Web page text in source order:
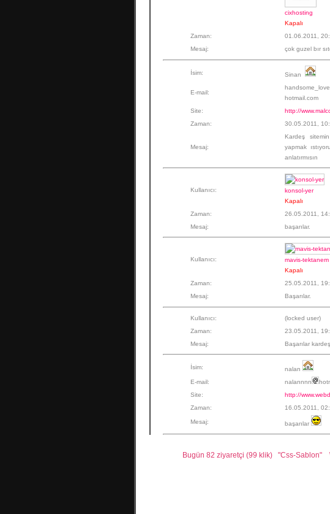
cixhosting
Kapalı
Zaman:
01.06.2011,
Mesaj:
çok guzel bır
İsim: Sinan
E-mail:
hotmail.com
Site:
http://
Zaman:
30.05.2011,
Mesaj:
Kardeş
yapmak
anlatırmısın
Kullanıcı:
konsol-yer
Kapalı
Zaman:
26.05.2011,
Mesaj:
başarılar.
Kullanıcı:
mavis-tektanem
Kapalı
Zaman:
25.05.2011,
Mesaj:
Başarılar.
Kullanıcı:
(locked user)
Zaman:
23.05.2011,
Mesaj:
Başarılar
İsim:
nalan
E-mail:
nalannnn
Site:
http://
Zaman:
16.05.2011,
Mesaj: başarılar
Bugün 82 ziyaretçi (99 klik) "Css-Sablon"